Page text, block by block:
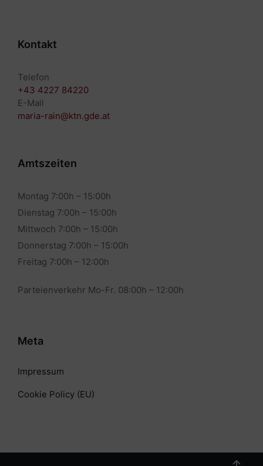
Kontakt
Telefon
+43 4227 84220
E-Mail
maria-rain@ktn.gde.at
Amtszeiten
Montag 7:00h – 15:00h
Dienstag 7:00h – 15:00h
Mittwoch 7:00h – 15:00h
Donnerstag 7:00h – 15:00h
Freitag 7:00h – 12:00h
Parteienverkehr Mo-Fr. 08:00h – 12:00h
Meta
Impressum
Cookie Policy (EU)